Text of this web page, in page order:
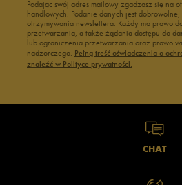
Jak zbieramy opinie?
Podając swój adres mailowy zgadzasz się na
handlowych. Podanie danych jest
otrzymywania newslettera. Każdy ma prawo
przetwarzania, a także żądania dostępu do
lub ograniczenia przetwarzania oraz prawo
nadzorczego. Pełną treść oświadczenia o
znaleźć w Polityce prywatności.
CHAT